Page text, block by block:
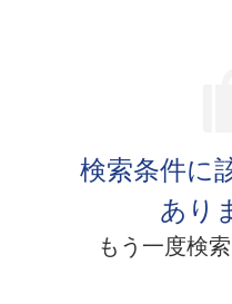
検索条件に
あり
もう一度検